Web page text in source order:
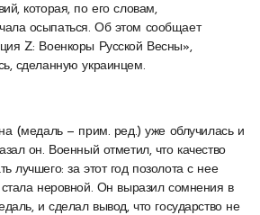
которая, по его словам,
осыпаться. Об этом сообщает
Z: Военкоры Русской Весны»,
сделанную украинцем.
(медаль — прим. ред.) уже облучилась и
он. Военный отметил, что качество
лучшего: за этот год позолота с нее
стала неровной. Он выразил сомнения в
и сделал вывод, что государство не